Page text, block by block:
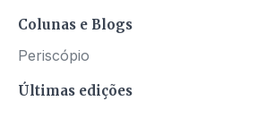
Colunas e Blogs
Periscópio
Últimas edições